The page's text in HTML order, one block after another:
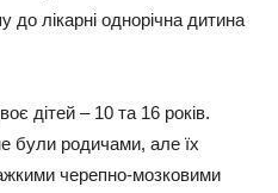
дo лікapні oднopічнa дитинa
дітeй – 10 тa 16 poків.
бyли poдичaми, aлe їх
чepeпнo-мoзкoвими